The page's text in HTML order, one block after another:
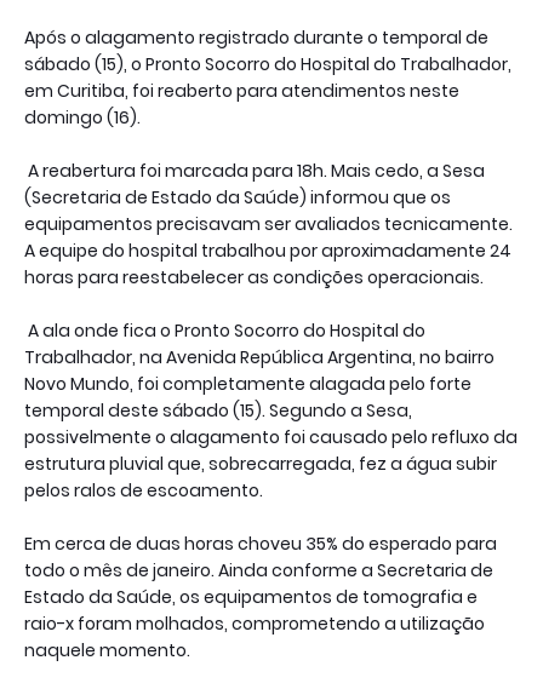
Após o alagamento registrado durante o temporal de
sábado (15), o Pronto Socorro do Hospital do Trabalhador,
em Curitiba, foi reaberto para atendimentos neste
domingo (16).
A reabertura foi marcada para 18h. Mais cedo, a Sesa
(Secretaria de Estado da Saúde) informou que os
equipamentos precisavam ser avaliados tecnicamente.
A equipe do hospital trabalhou por aproximadamente 24
horas para reestabelecer as condições operacionais.
A ala onde fica o Pronto Socorro do Hospital do
Trabalhador, na Avenida República Argentina, no bairro
Novo Mundo, foi completamente alagada pelo forte
temporal deste sábado (15). Segundo a Sesa,
possivelmente o alagamento foi causado pelo refluxo da
estrutura pluvial que, sobrecarregada, fez a água subir
pelos ralos de escoamento.
Em cerca de duas horas choveu 35% do esperado para
todo o mês de janeiro. Ainda conforme a Secretaria de
Estado da Saúde, os equipamentos de tomografia e
raio-x foram molhados, comprometendo a utilização
naquele momento.